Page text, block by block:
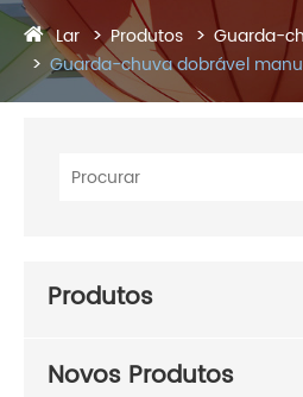
Lar Produtos
Guarda-
Guarda-chuva dobrável
Produtos
Novos Produtos